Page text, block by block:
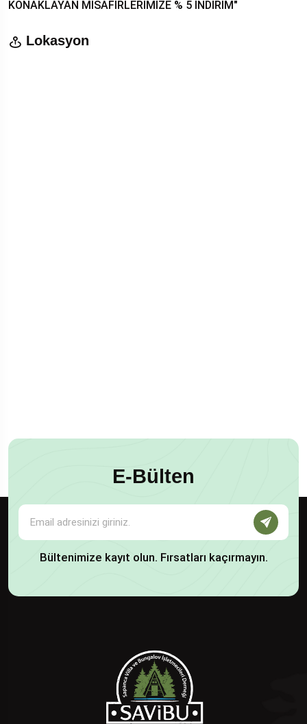
KONAKLAYAN MİSAFİRLERİMİZE % 5 İNDİRİM"
Lokasyon
E-Bülten
Bültenimize kayıt olun. Fırsatları kaçırmayın.